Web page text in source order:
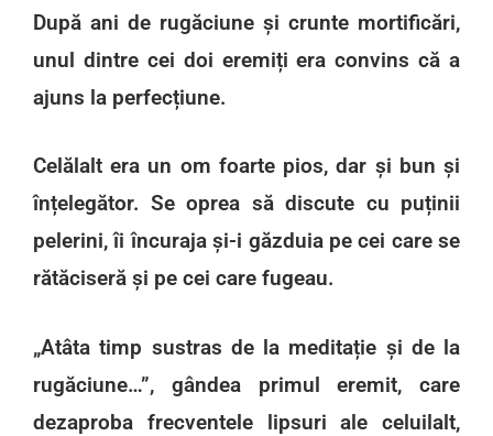
După ani de rugăciune și crunte mortificări,
unul dintre cei doi eremiți era convins că a
ajuns la perfecțiune.
Celălalt era un om foarte pios, dar și bun și
înțelegător. Se oprea să discute cu puținii
pelerini, îi încuraja și-i găzduia pe cei care se
rătăciseră și pe cei care fugeau.
„Atâta timp sustras de la meditație și de la
rugăciune…”, gândea primul eremit, care
dezaproba frecventele lipsuri ale celuilalt,